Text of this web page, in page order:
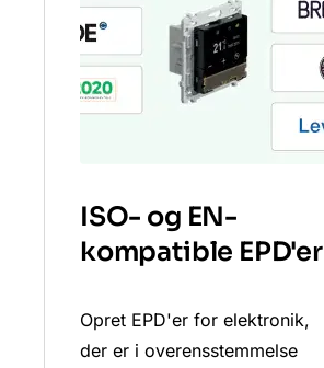
ISO- og EN-
kompatible EPD'er
Opret EPD'er for elektronik,
der er i overensstemmelse